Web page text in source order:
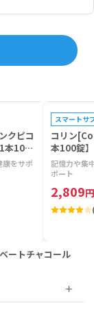
クピコ
本100
康をサポ
スマートサ
コリン
本100錠】
記憶力や集
ポート
2,809円
ートチャコール